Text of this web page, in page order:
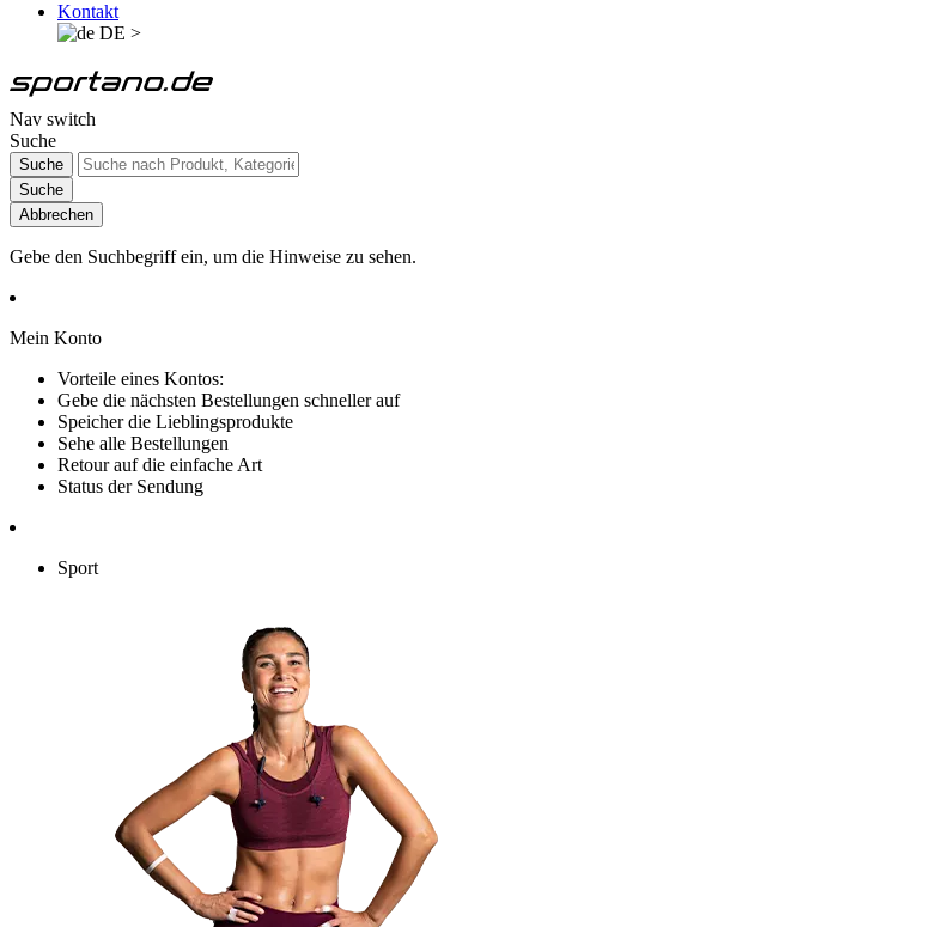
Kontakt
DE >
Nav switch
Suche
Suche
Suche
Abbrechen
Gebe den Suchbegriff ein, um die Hinweise zu sehen.
Mein Konto
Vorteile eines Kontos:
Gebe die nächsten Bestellungen schneller auf
Speicher die Lieblingsprodukte
Sehe alle Bestellungen
Retour auf die einfache Art
Status der Sendung
Sport